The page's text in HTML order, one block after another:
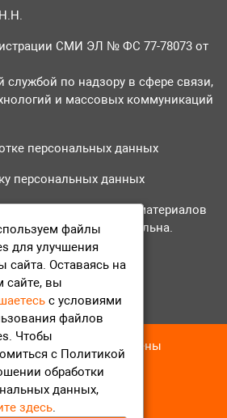
СМИ ЭЛ № ФС 77-78073 от
по надзору в сфере связи,
и массовых коммуникаций
персональных данных
персональных данных
использовании материалов
на tvr24.tv обязательна.
04-95
Все права защищены
файлы
для улучшения
сайта. Оставаясь на
сайте, вы
с условиями
файлов
Чтобы
с Политикой
обработки
данных,
здесь.